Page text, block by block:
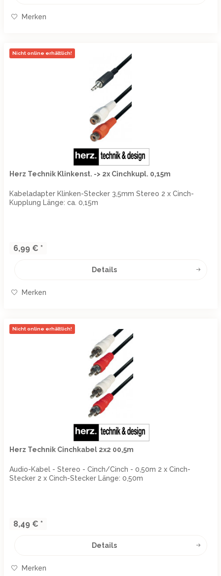
Merken
Nicht online erhältlich!
Herz Technik Klinkenst. -> 2x Cinchkupl. 0,15m
Kabeladapter Klinken-Stecker 3,5mm Stereo 2 x Cinch-
Kupplung Länge: ca. 0,15m
6,99 € *
Details
Merken
Nicht online erhältlich!
Herz Technik Cinchkabel 2x2 00,5m
Audio-Kabel - Stereo - Cinch/Cinch - 0,50m 2 x Cinch-
Stecker 2 x Cinch-Stecker Länge: 0,50m
8,49 € *
Details
Merken